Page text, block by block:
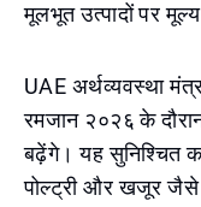
मूलभूत उत्पादों पर
UAE अर्थव्यवस्था
रमजान २०२६ के
बढ़ेंगे। यह सुनिश्चित
पोल्ट्री और खजूर